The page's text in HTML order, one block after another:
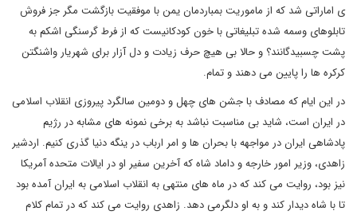
ی اماراتی شد که از ماموریت بمباردمان یمن با موفقیت بازگشت مگر جز فروش
تابلوهای وسمه شده تبلیغاتی با خون کودکانیست که از فرط گرسنگی اشکم به
پشت چسبیدگانند؟ و حالا بی هیچ حرف زیادت و دل آزار برای شهریار واشنگتن
کرکره ها را پایین می دهند و تمام.
در این ایام که مصادف با جشن های چهل و دومین سالگرد پیروزی انقلاب اسلامی
در ایران است، شاید بی مناسبت نباشد به برخی نمونه های مشابه در رژیم
پادشاهی ایران در مواجهه با بحران ها و امر ارباب در ینگه دنیا گذری کنیم. اردشیر
زاهدی، وزیر امور خارجه و داماد شاه که آخرین سفیر او در ایالات متحده آمریکا
نیز بود، روایت می کند که در ماه های منتهی به انقلاب اسلامی به ایران آمده بود
تا با شاه دیدار کند و به او دلگرمی دهد. زاهدی روایت می کند که در تمام کلام